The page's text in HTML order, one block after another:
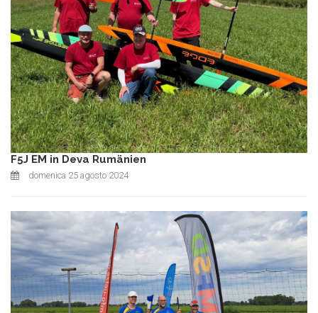
F5J EM in Deva Rumänien
domenica 25 agosto 2024